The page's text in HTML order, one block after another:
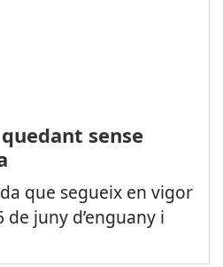
sense
que segueix en vigor
juny d’enguany i